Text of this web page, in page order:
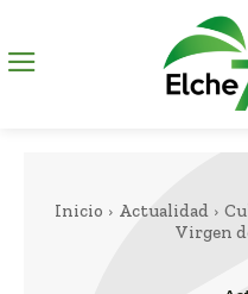
Inicio Actualidad
Virgen